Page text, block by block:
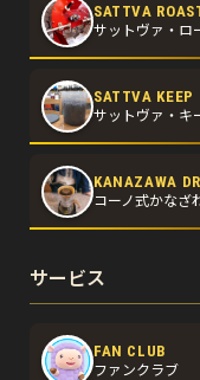
SATTVA
サットヴァ・ロ
SATTVA KEEP
サットヴァ・キ
KANAZAWA
コーノ式かなざ
サービス
FAN CLUB
ファンクラブ